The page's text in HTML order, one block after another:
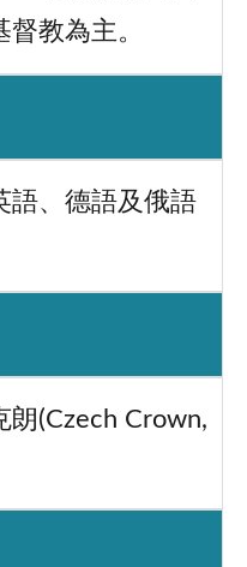
教為主。
語、德語及俄語
(Czech Crown,